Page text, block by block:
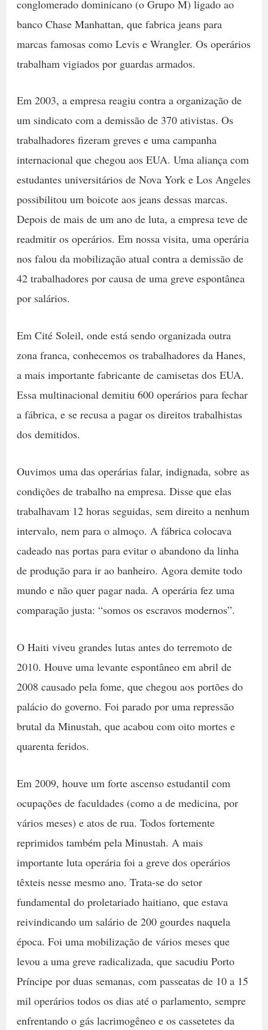
conglomerado dominicano (o Grupo M) ligado ao
banco Chase Manhattan, que fabrica jeans para
marcas famosas como Levis e Wrangler. Os operários
trabalham vigiados por guardas armados.
Em 2003, a empresa reagiu contra a organização de
um sindicato com a demissão de 370 ativistas. Os
trabalhadores fizeram greves e uma campanha
internacional que chegou aos EUA. Uma aliança com
estudantes universitários de Nova York e Los Angeles
possibilitou um boicote aos jeans dessas marcas.
Depois de mais de um ano de luta, a empresa teve de
readmitir os operários. Em nossa visita, uma operária
nos falou da mobilização atual contra a demissão de
42 trabalhadores por causa de uma greve espontânea
por salários.
Em Cité Soleil, onde está sendo organizada outra
zona franca, conhecemos os trabalhadores da Hanes,
a mais importante fabricante de camisetas dos EUA.
Essa multinacional demitiu 600 operários para fechar
a fábrica, e se recusa a pagar os direitos trabalhistas
dos demitidos.
Ouvimos uma das operárias falar, indignada, sobre as
condições de trabalho na empresa. Disse que elas
trabalhavam 12 horas seguidas, sem direito a nenhum
intervalo, nem para o almoço. A fábrica colocava
cadeado nas portas para evitar o abandono da linha
de produção para ir ao banheiro. Agora demite todo
mundo e não quer pagar nada. A operária fez uma
comparação justa: “somos os escravos modernos”.
O Haiti viveu grandes lutas antes do terremoto de
2010. Houve uma levante espontâneo em abril de
2008 causado pela fome, que chegou aos portões do
palácio do governo. Foi parado por uma repressão
brutal da Minustah, que acabou com oito mortes e
quarenta feridos.
Em 2009, houve um forte ascenso estudantil com
ocupações de faculdades (como a de medicina, por
vários meses) e atos de rua. Todos fortemente
reprimidos também pela Minustah. A mais
importante luta operária foi a greve dos operários
têxteis nesse mesmo ano. Trata-se do setor
fundamental do proletariado haitiano, que estava
reivindicando um salário de 200 gourdes naquela
época. Foi uma mobilização de vários meses que
levou a uma greve radicalizada, que sacudiu Porto
Príncipe por duas semanas, com passeatas de 10 a 15
mil operários todos os dias até o parlamento, sempre
enfrentando o gás lacrimogêneo e os cassetetes da